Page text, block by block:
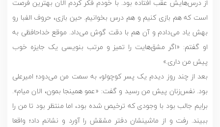
از درس‌هایش عقب افتاده بود. با خودم فکر کردم الان بهترین فرصت
است که هم بازی کنیم و هم درس بخوانیم. حین بازی، حروف الفبا رو
بهش یاد می‌دادم و آن هم با دقت گوش می‌داد. موقع خداحافظی به
او گفتم: «اگر مشق‌هایت را تمیز و مرتب بنویسی یک جایزه خوب
پیش من داری.»
بعد از چند روز دیدم یک پسر کوچولو، به سمت من می‌دود؛ امیرعلی
بود. نفس‌زنان پیش من رسید و گفت: «عمو همینجا بمون، الان میام».
برایم جالب بود با وجودی که ترخیص شده بود، اما منتظر بود تا من را
ببیند. رفت و از ماشینشان دفتر مشقش را آورد و نشانم داد؛ واقعا